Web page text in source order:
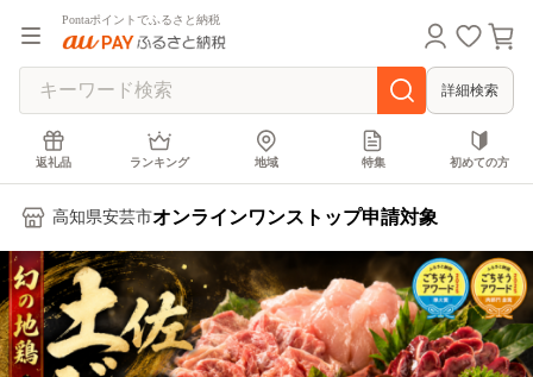
Pontaポイントでふるさと納税
詳細検索
返礼品 ランキング 地域 特集 初めての方
高知県安芸市オンラインワンストップ申請対象